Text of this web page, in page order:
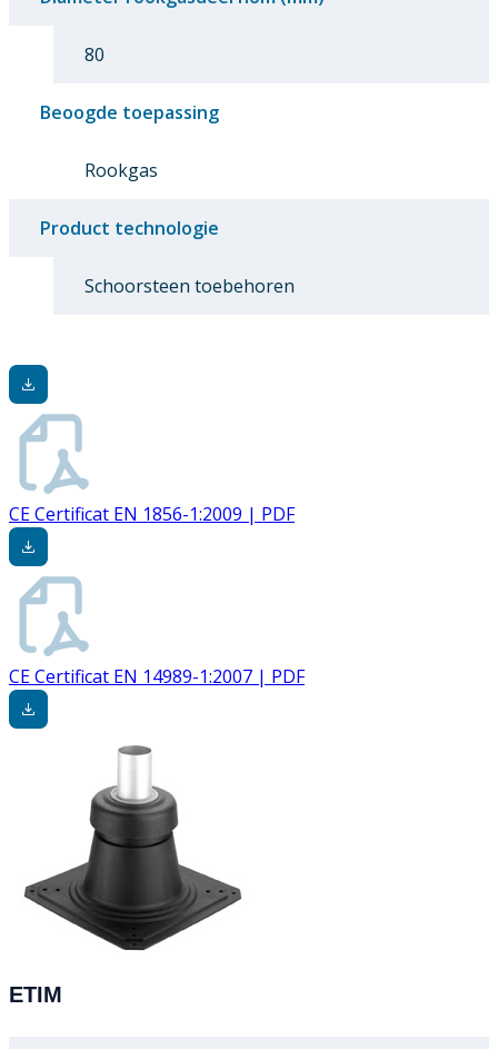
80
Beoogde toepassing
Rookgas
Product technologie
Schoorsteen toebehoren
CE Certificat EN 1856-1:2009 | PDF
CE Certificat EN 14989-1:2007 | PDF
ETIM